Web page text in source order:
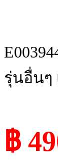
รุ่นอื่นๆ
฿